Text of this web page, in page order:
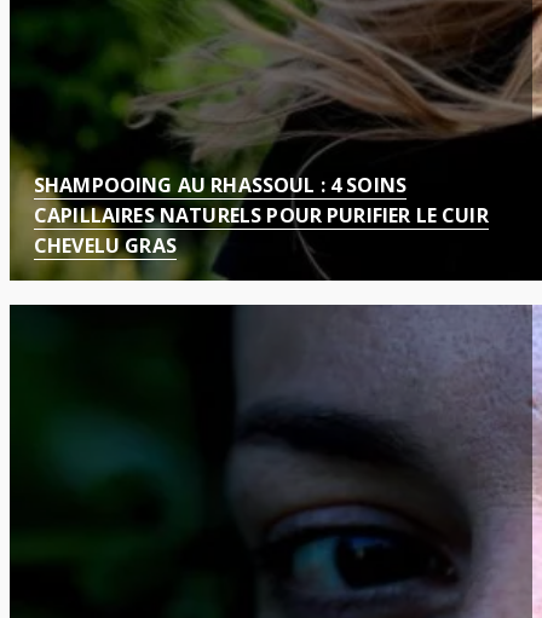
SHAMPOOING AU RHASSOUL : 4 SOINS
CAPILLAIRES NATURELS POUR PURIFIER LE CUIR
CHEVELU GRAS